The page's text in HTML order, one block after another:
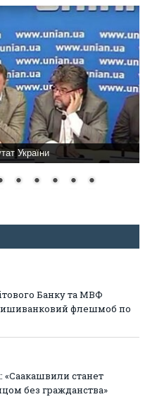
України
Банку та МВФ
флешмоб по
«Саакашвили станет
без гражданства»